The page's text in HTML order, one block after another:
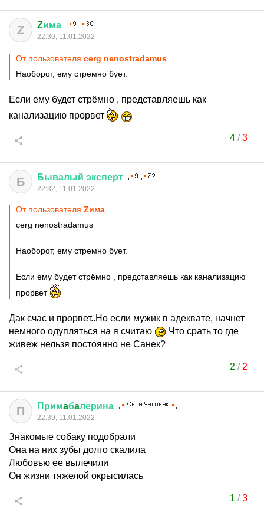
Z Zима
22:30, 11.01.2022
От пользователя cerg nenostradamus
Наоборот, ему стремно бует.
Если ему будет стрёмно , представляешь как
канализацию прорвет
4/3
Б Бывалый эксперт
22:32, 11.01.2022
От пользователя Zима
cerg nenostradamus
Наоборот, ему стремно бует.
Если ему будет стрёмно , представляешь как канализацию
прорвет
Дак счас и прорвет..Но если мужик в адеквате, начнет
немного одупляться на я считаю
Что срать то где
живеж нельзя постоянно не Санек?
2 / 2
П Примaбaлерина
22:39, 11.01.2022
Знакомые собаку подобрали
Она на них зубы долго скалила
Любовью ее вылечили
Он жизни тяжелой окрысилась
1 /3